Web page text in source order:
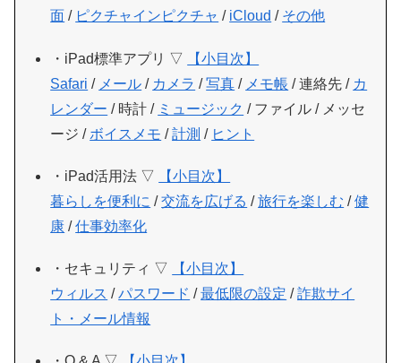
面 / ピクチャインピクチャ / iCloud / その他
・iPad標準アプリ ▽
【小目次】
Safari / メール / カメラ /写真 / メモ帳 / 連絡先 / カ
レンダー / 時計 / ミュージック / ファイル / メッセ
ージ / ボイスメモ /計測 / ヒント
・iPad活用法 ▽
【小目次】
暮らしを便利に /交流を広げる /旅行を楽しむ /健
康 /仕事効率化
・セキュリティ ▽
【小目次】
ウィルス /パスワード /最低限の設定 /詐欺サイ
ト・メール情報